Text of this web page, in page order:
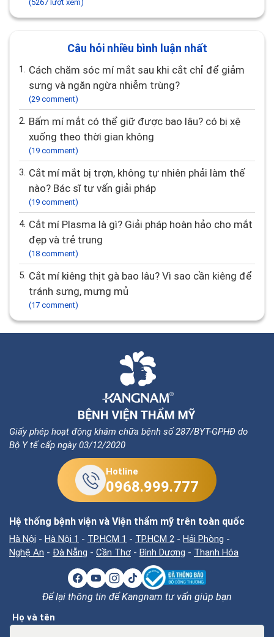
(5267 lượt xem)
Câu hỏi nhiều bình luận nhất
1. Cách chăm sóc mí mắt sau khi cắt chỉ để giảm
sưng và ngăn ngừa nhiễm trùng?
(29 comment)
2. Bấm mí mắt có thể giữ được bao lâu? có bị xệ
xuống theo thời gian không
(19 comment)
3. Cắt mí mắt bị trợn, không tự nhiên phải làm thế
nào? Bác sĩ tư vấn giải pháp
(19 comment)
4. Cắt mí Plasma là gì? Giải pháp hoàn hảo cho mắt
đẹp và trẻ trung
(18 comment)
5. Cắt mí kiêng thịt gà bao lâu? Vì sao cần kiêng để
tránh sưng, mưng mủ
(17 comment)
Giấy phép hoạt động khám chữa bệnh số 287/BYT-GPHĐ do
Bộ Y tế cấp ngày 03/12/2020
Hotline
0968.999.777
Hệ thống bệnh viện và Viện thẩm mỹ trên toàn quốc
Hà Nội - Hà Nội 1 - TP.HCM 1 - TP.HCM 2 - Hải Phòng -
Nghệ An - Đà Nẵng - Cần Thơ - Bình Dương - Thanh Hóa
Để lại thông tin để Kangnam tư vấn giúp bạn
Họ và tên